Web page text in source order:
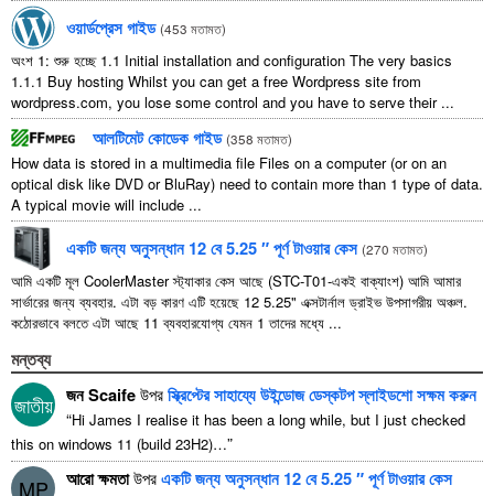
ওয়ার্ডপ্রেস গাইড (453 মতামত)
অংশ 1: শুরু হচ্ছে 1.1 Initial installation and configuration The very basics
1.1.1 Buy hosting Whilst you can get a free Wordpress site from
wordpress.com, you lose some control and you have to serve their...
আলটিমেট কোডেক গাইড (358 মতামত)
How data is stored in a multimedia file Files on a computer(or on an
optical disk like DVD or BluRay) need to contain more than 1 type of data.
A typical movie will include ...
একটি জন্য অনুসন্ধান 12 বে 5.25 ″ পূর্ণ টাওয়ার কেস (270 মতামত)
আমি একটি মূল CoolerMaster স্ট্যাকার কেস আছে (STC-T01-একই বাক্যাংশ) আমি আমার
সার্ভারের জন্য ব্যবহার. এটা বড় কারণ এটি হয়েছে 12 5.25" এক্সটার্নাল ড্রাইভ উপসাগরীয় অঞ্চল.
কঠোরভাবে বলতে এটা আছে 11 ব্যবহারযোগ্য যেমন 1 তাদের মধ্যে ...
মন্তব্য
জাতীয় জন Scaifeউপরস্ক্রিপ্টের সাহায্যে উইন্ডোজ ডেস্কটপ স্লাইডশো সক্ষম করুন
“Hi James I realise it has been a long while, but I just checked
this on windows 11 (build 23H2)…”
MP আরো ক্ষমতাউপরএকটি জন্য অনুসন্ধান 12 বে 5.25 ″ পূর্ণ টাওয়ার কেস